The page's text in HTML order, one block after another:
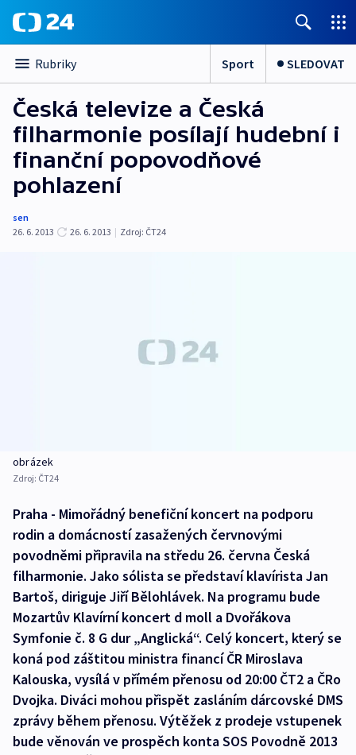
Rubriky Sport SLEDOVAT
Česká televize a Česká
filharmonie posílají hudební i
finanční popovodňové
pohlazení
sen
26. 6. 2013
26. 6. 2013 | Zdroj: ČT24
obrázek
Zdroj: ČT24
Praha - Mimořádný benefiční koncert na podporu
rodin a domácností zasažených červnovými
povodněmi připravila na středu 26. června Česká
filharmonie. Jako sólista se představí klavírista Jan
Bartoš, diriguje Jiří Bělohlávek. Na programu bude
Mozartův Klavírní koncert d moll a Dvořákova
Symfonie č. 8 G dur „Anglická“. Celý koncert, který se
koná pod záštitou ministra financí ČR Miroslava
Kalouska, vysílá v přímém přenosu od 20:00 ČT2 a ČRo
Dvojka. Diváci mohou přispět zasláním dárcovské DMS
zprávy během přenosu. Výtěžek z prodeje vstupenek
bude věnován ve prospěch konta SOS Povodně 2013